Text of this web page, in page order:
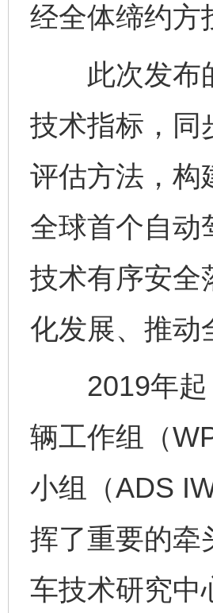
经全体缔约方
此次发布的
技术指标，同
评估方法，构
全球首个自动
技术有序安全
化发展、推动
2019年起
辆工作组（
小组（ADS
挥了重要的牵
车技术研究中